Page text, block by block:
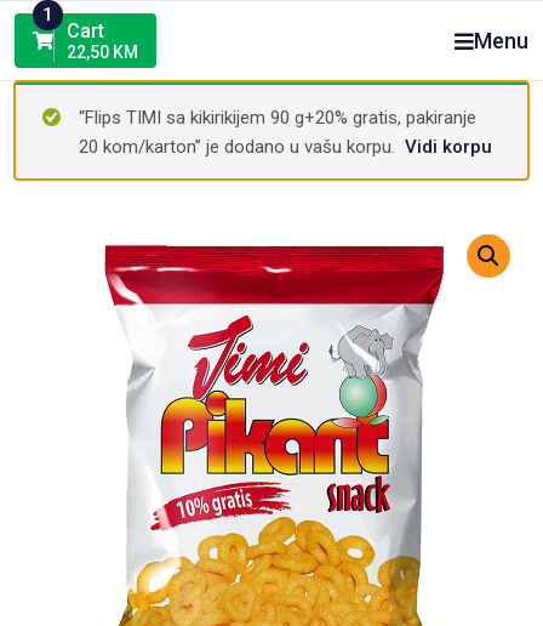
Skip
content
1
Cart
22,50 KM Menu
“Flips TIMI sa kikirikijem 90 g+20% gratis, pakiranje
20 kom/karton” je dodano u vašu korpu. Vidi korpu